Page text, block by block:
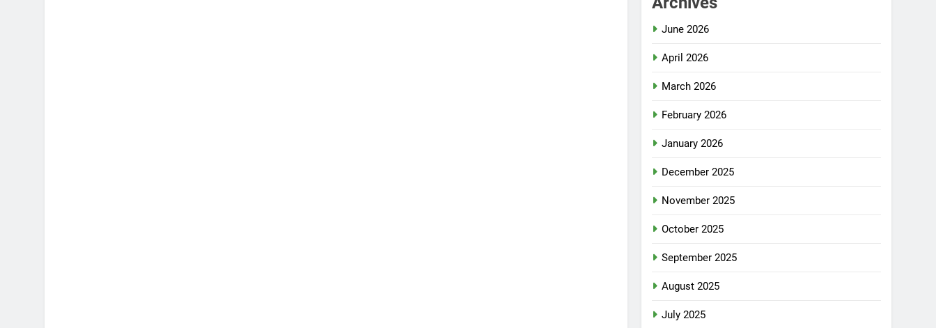
June 2026
April 2026
March 2026
February 2026
January 2026
December 2025
November 2025
October 2025
September 2025
August 2025
July 2025